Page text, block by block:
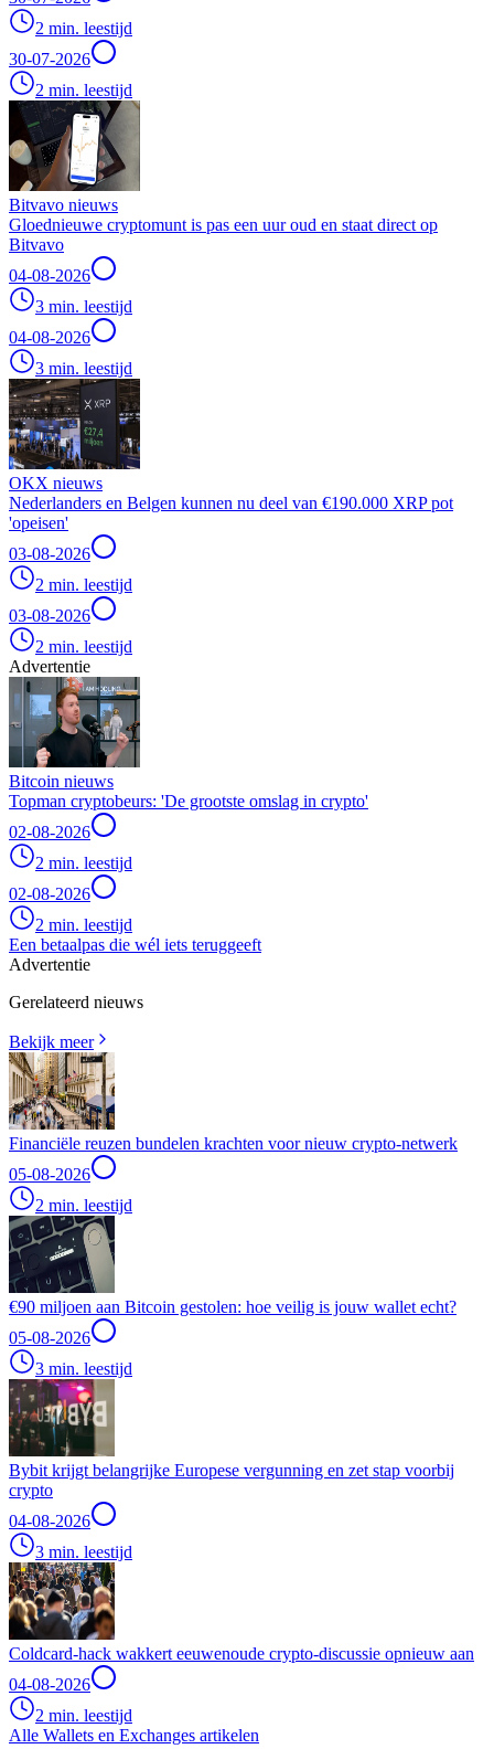
2 min. leestijd
30-07-2026
2 min. leestijd
Bitvavo nieuws
Gloednieuwe cryptomunt is pas een uur oud en staat direct op
Bitvavo
04-08-2026
3 min. leestijd
04-08-2026
3 min. leestijd
OKX nieuws
Nederlanders en Belgen kunnen nu deel van €190.000 XRP pot
'opeisen'
03-08-2026
2 min. leestijd
03-08-2026
2 min. leestijd
Advertentie
Bitcoin nieuws
Topman cryptobeurs: 'De grootste omslag in crypto'
02-08-2026
2 min. leestijd
02-08-2026
2 min. leestijd
Een betaalpas die wél iets teruggeeft
Advertentie
Gerelateerd nieuws
Bekijk meer
Financiële reuzen bundelen krachten voor nieuw crypto-netwerk
05-08-2026
2 min. leestijd
€90 miljoen aan Bitcoin gestolen: hoe veilig is jouw wallet echt?
05-08-2026
3 min. leestijd
Bybit krijgt belangrijke Europese vergunning en zet stap voorbij
crypto
04-08-2026
3 min. leestijd
Coldcard-hack wakkert eeuwenoude crypto-discussie opnieuw aan
04-08-2026
2 min. leestijd
Alle Wallets en Exchanges artikelen